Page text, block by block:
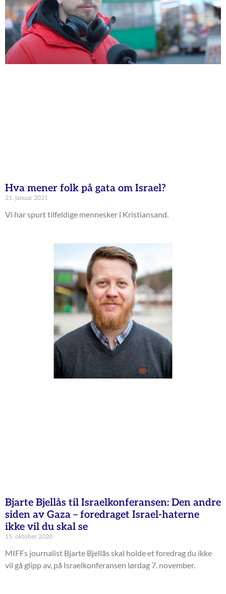
Hva mener folk på gata om Israel?
21. januar 2021
Vi har spurt tilfeldige mennesker i Kristiansand.
Bjarte Bjellås til Israelkonferansen: Den andre
siden av Gaza – foredraget Israel-haterne
ikke vil du skal se
15. oktober 2020
MIFFs journalist Bjarte Bjellås skal holde et foredrag du ikke
vil gå glipp av, på Israelkonferansen lørdag 7. november.